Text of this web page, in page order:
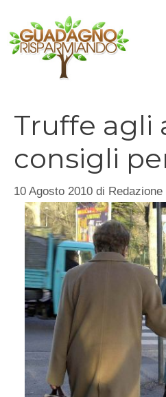
contenuto
Truffe agli
consigli
10 Agosto 2010 di Redazione